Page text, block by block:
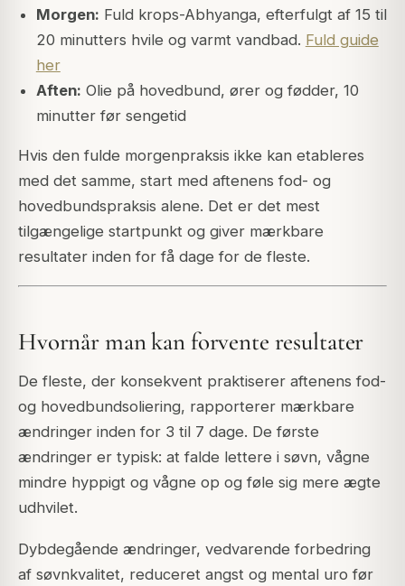
Morgen: Fuld krops-Abhyanga, efterfulgt af 15 til
20 minutters hvile og varmt vandbad. Fuld guide
her
Aften: Olie på hovedbund, ører og fødder, 10
minutter før sengetid
Hvis den fulde morgenpraksis ikke kan etableres
med det samme, start med aftenens fod- og
hovedbundspraksis alene. Det er det mest
tilgængelige startpunkt og giver mærkbare
resultater inden for få dage for de fleste.
Hvornår man kan forvente resultater
De fleste, der konsekvent praktiserer aftenens fod-
og hovedbundsoliering, rapporterer mærkbare
ændringer inden for 3 til 7 dage. De første
ændringer er typisk: at falde lettere i søvn, vågne
mindre hyppigt og vågne op og føle sig mere ægte
udhvilet.
Dybdegående ændringer, vedvarende forbedring
af søvnkvalitet, reduceret angst og mental uro før